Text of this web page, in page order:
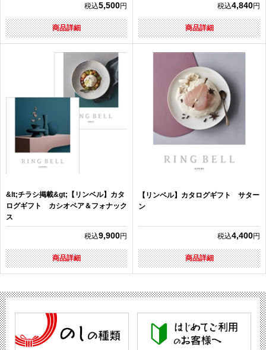
税込5,500円
商品詳細
税込4,840円
商品詳細
&lt;チラシ掲載&gt;【リンベル】カタ
ログギフト カシオペア＆フォナック
ス
税込9,900円
商品詳細
【リンベル】カタログギフト サター
ン
税込4,400円
商品詳細